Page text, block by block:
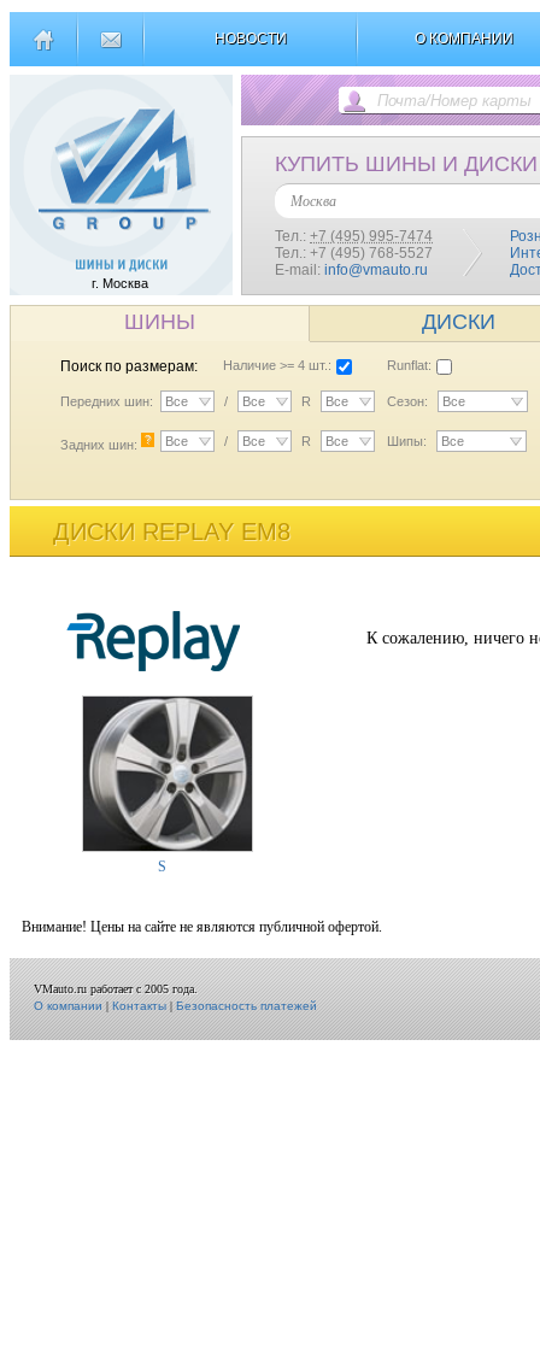
НОВОСТИ О КОМПАНИИ
г. Москва
КУПИТЬ ШИНЫ И ДИСКИ
Москва
Тел.: +7 (495) 995-7474
Тел.: +7 (495) 768-5527
E-mail: info@vmauto.ru
ШИНЫ ДИСКИ
Поиск по размерам: Наличие >= 4 шт.: Runflat:
Передних шин: Все / Все R Все Сезон: Все
Задних шин: ? Все / Все R Все Шипы: Все
ДИСКИ REPLAY EM8
S
К сожалению, ничего
Внимание! Цены на сайте не являются публичной офертой.
VMauto.ru работает с 2005 года.
О компании|Контакты|Безопасность платежей